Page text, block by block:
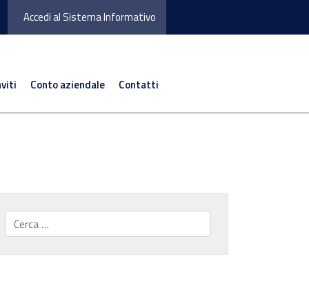
Accedi al Sistema Informativo
Conto aziendale Contatti
Cerca...